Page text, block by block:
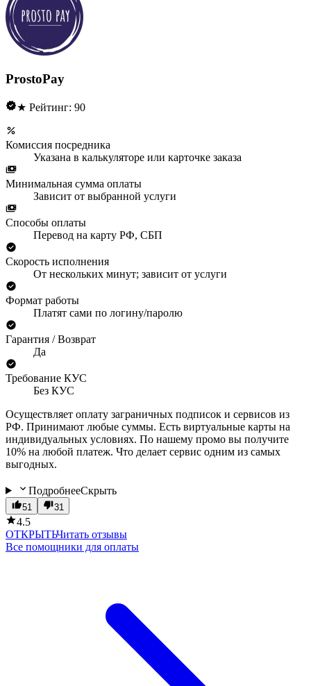
ProstoPay
★ Рейтинг: 90
Комиссия посредника
Указана в калькуляторе или карточке заказа
Минимальная сумма оплаты
Зависит от выбранной услуги
Способы оплаты
Перевод на карту РФ, СБП
Скорость исполнения
От нескольких минут; зависит от услуги
Формат работы
Платят сами по логину/паролю
Гарантия / Возврат
Да
Требование КУС
Без КУС
Осуществляет оплату заграничных подписок и сервисов из
РФ. Принимают любые суммы. Есть виртуальные карты на
индивидуальных условиях. По нашему промо вы получите
10% на любой платеж. Что делает сервис одним из самых
выгодных.
ПодробнееСкрыть
51 31
4.5
ОТКРЫТЬЧитать отзывы
Все помощники для оплаты